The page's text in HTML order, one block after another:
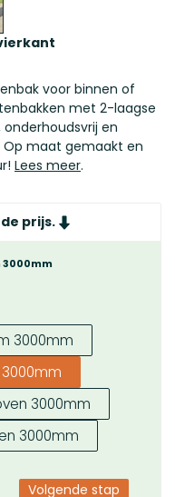
voor binnen of
met 2-laagse
en
Op maat gemaakt en
Lees meer.
prijs.
3000mm
3000mm
3000mm
Volgende stap